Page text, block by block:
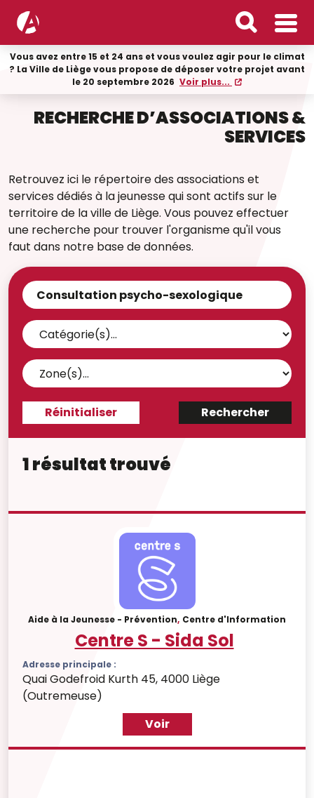
Vous avez entre 15 et 24 ans et vous voulez agir pour le climat
? La Ville de Liège vous propose de déposer votre projet avant
le 20 septembre 2026 Voir plus...
RECHERCHE D’ASSOCIATIONS &
SERVICES
Retrouvez ici le répertoire des associations et
services dédiés à la jeunesse qui sont actifs sur le
territoire de la ville de Liège. Vous pouvez effectuer
une recherche pour trouver l'organisme qu'il vous
faut dans notre base de données.
1 résultat trouvé
Aide à la Jeunesse - Prévention, Centre d'Information
Centre S - Sida Sol
Adresse principale :
Quai Godefroid Kurth 45, 4000 Liège
(Outremeuse)
Voir